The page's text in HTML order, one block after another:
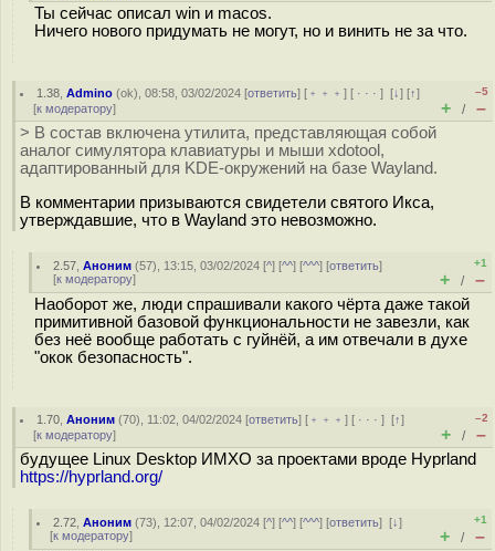
Ты сейчас описал win и macos.
Ничего нового придумать не могут, но и винить не за что.
1.38 ,Admino (ok), 08:58, 03/02/2024 [ответить] [ ﹢﹢﹢] [ · · ·][↓] [↑]
[к модератору]
–5
+ / –
> В состав включена утилита, представляющая собой
аналог симулятора клавиатуры и мыши xdotool,
адаптированный для KDE-окружений на базе Wayland.
В комментарии призываются свидетели святого Икса,
утверждавшие, что в Wayland это невозможно.
2.57 ,Аноним (57), 13:15, 03/02/2024 [^] [^^] [^^^] [ответить]
[к модератору]
+1
+ / –
Наоборот же, люди спрашивали какого чёрта даже такой
примитивной базовой функциональности не завезли, как
без неё вообще работать с гуйнёй, а им отвечали в духе
"окок безопасность".
1.70 ,Аноним (70), 11:02, 04/02/2024 [ответить] [ ﹢﹢﹢] [ · · ·][↑]
[к модератору]
–2
+ / –
будущее Linux Desktop ИМХО за проектами вроде Hyprland
https://hyprland.org/
2.72 ,Аноним (73), 12:07, 04/02/2024 [^] [^^] [^^^] [ответить][↓]
[к модератору]
+1
+ / –